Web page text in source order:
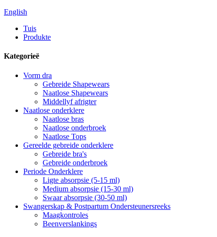
English
Tuis
Produkte
Kategorieë
Vorm dra
Gebreide Shapewears
Naatlose Shapewears
Middellyf afrigter
Naatlose onderklere
Naatlose bras
Naatlose onderbroek
Naatlose Tops
Gereelde gebreide onderklere
Gebreide bra's
Gebreide onderbroek
Periode Onderklere
Ligte absorpsie (5-15 ml)
Medium absorpsie (15-30 ml)
Swaar absorpsie (30-50 ml)
Swangerskap & Postpartum Ondersteunersreeks
Maagkontroles
Beenverslankings